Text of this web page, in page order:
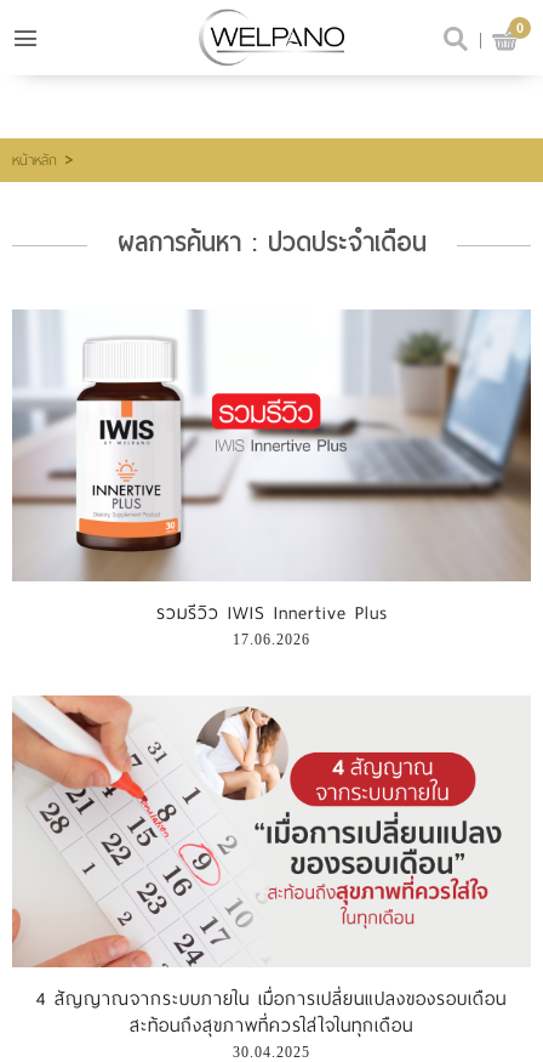
@welpano
สินค้า
ขั้นตอนการสั่งซื้อ
โปรโมชั่น
รีวิวผู้ใช้จริง
ติดต่อเรา
0
หน้าหลัก >
ผลการค้นหา : ปวดประจำเดือน
รวมรีวิว IWIS Innertive Plus
17.06.2026
4 สัญญาณจากระบบภายใน เมื่อการเปลี่ยนแปลงของรอบเดือน
สะท้อนถึงสุขภาพที่ควรใส่ใจในทุกเดือน
30.04.2025